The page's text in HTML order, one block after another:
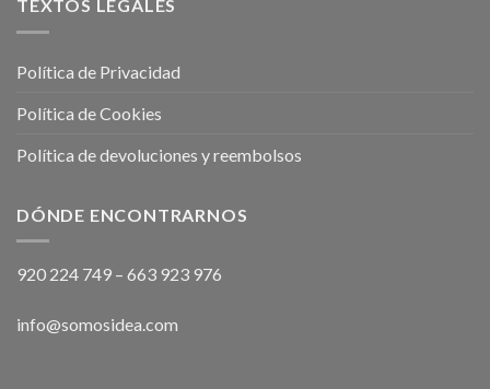
TEXTOS LEGALES
Política de Privacidad
Política de Cookies
Política de devoluciones y reembolsos
DÓNDE ENCONTRARNOS
920 224 749 – 663 923 976
info@somosidea.com